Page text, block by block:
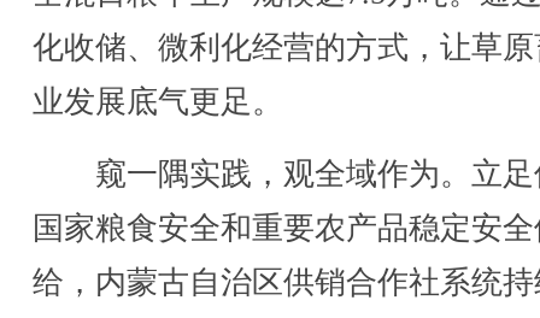
化收储、微利化经营的方式，让草
业发展底气更足。
窥一隅实践，观全域作为。立足
国家粮食安全和重要农产品稳定安
给，内蒙古自治区供销合作社系统